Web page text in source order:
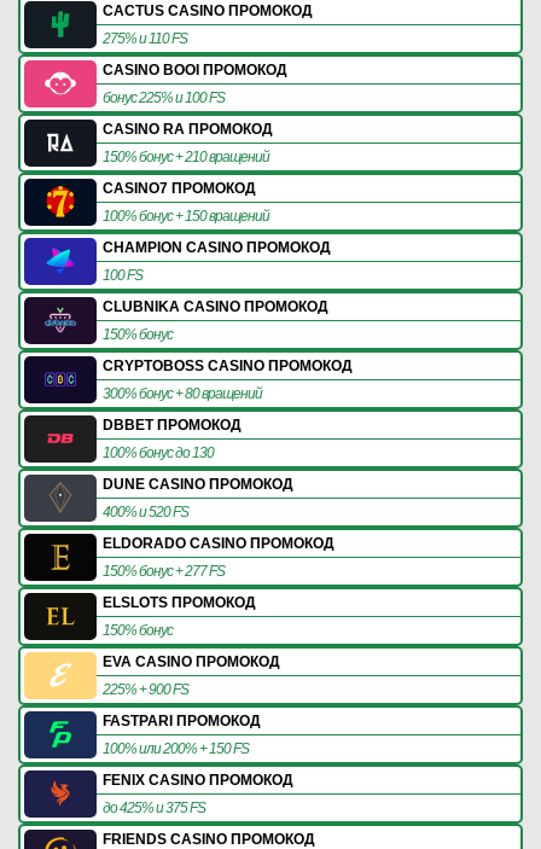
CACTUS CASINO ПРОМОКОД
275% и 110 FS
CASINO BOOI ПРОМОКОД
бонус 225% и 100 FS
CASINO RA ПРОМОКОД
150% бонус + 210 вращений
CASINO7 ПРОМОКОД
100% бонус + 150 вращений
CHAMPION CASINO ПРОМОКОД
100 FS
CLUBNIKA CASINO ПРОМОКОД
150% бонус
CRYPTOBOSS CASINO ПРОМОКОД
300% бонус + 80 вращений
DBBET ПРОМОКОД
100% бонус до 130
DUNE CASINO ПРОМОКОД
400% и 520 FS
ELDORADO CASINO ПРОМОКОД
150% бонус + 277 FS
ELSLOTS ПРОМОКОД
150% бонус
EVA CASINO ПРОМОКОД
225% + 900 FS
FASTPARI ПРОМОКОД
100% или 200% + 150 FS
FENIX CASINO ПРОМОКОД
до 425% и 375 FS
FRIENDS CASINO ПРОМОКОД